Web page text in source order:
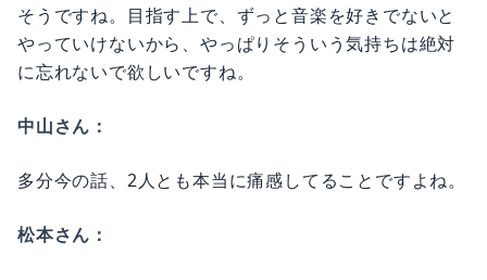
そうですね。目指す上で、ずっと音楽を好きでないと
やっていけないから、やっぱりそういう気持ちは絶対
に忘れないで欲しいですね。
中山さん：
多分今の話、2人とも本当に痛感してることですよね。
松本さん：